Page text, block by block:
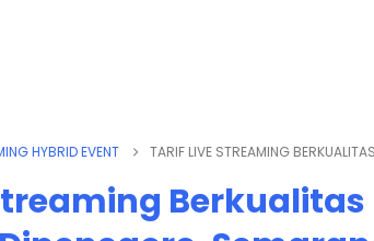
HYBRID EVENT TARIF LIVE STREAMING